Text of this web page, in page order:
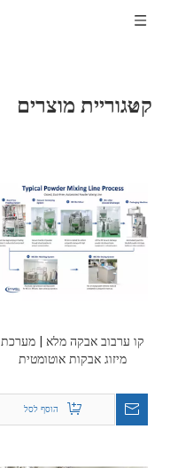
קטגוריית מוצרים
קו ערבוב אבקה מלא | מערכת
מיזוג אבקות אוטומטית
הוסף לסל